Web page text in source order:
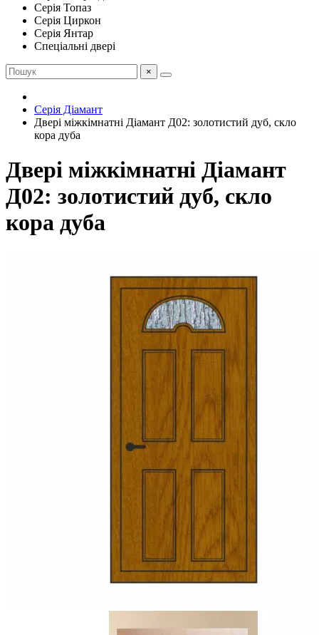
Серія Топаз
Серія Циркон
Серія Янтар
Спеціальні двері
×
Серія Діамант
Двері міжкімнатні Діамант Д02: золотистий дуб, скло
кора дуба
Двері міжкімнатні Діамант
Д02: золотистий дуб, скло
кора дуба